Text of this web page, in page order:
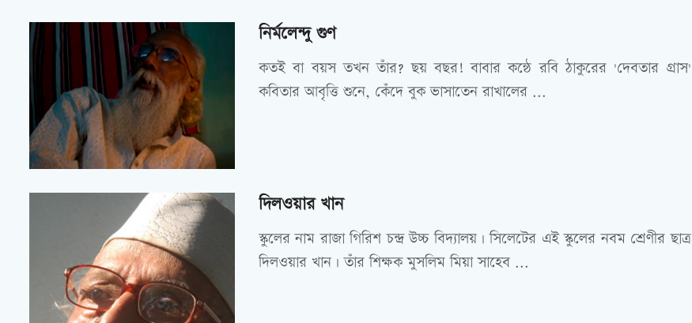
নির্মলেন্দু গুণ
কতই বা বয়স তখন তাঁর? ছয় বছর! বাবার কন্ঠে রবি ঠাকুরের 'দেবতার গ্রাস'
কবিতার আবৃত্তি শুনে, কেঁদে বুক ভাসাতেন রাখালের ...
দিলওয়ার খান
স্কুলের নাম রাজা গিরিশ চন্দ্র উচ্চ বিদ্যালয়। সিলেটের এই স্কুলের নবম শ্রেণীর ছাত্র
দিলওয়ার খান। তাঁর শিক্ষক মুসলিম মিয়া সাহেব ...